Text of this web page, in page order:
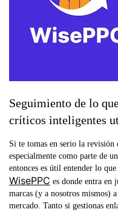
Seguimiento de lo
críticos inteligentes
Si te tomas en serio la revisión
especialmente como parte de
entonces es útil entender lo
WisePPC es donde entra en
marcas (y a nosotros mismos)
mercado. Tanto si gestionas